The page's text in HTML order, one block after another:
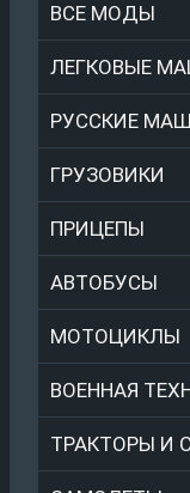
ВСЕ МОДЫ
ЛЕГКОВЫЕ
РУССКИЕ
ГРУЗОВИКИ
ПРИЦЕПЫ
АВТОБУСЫ
МОТОЦИКЛЫ
ВОЕННАЯ
ТРАКТОРЫ И